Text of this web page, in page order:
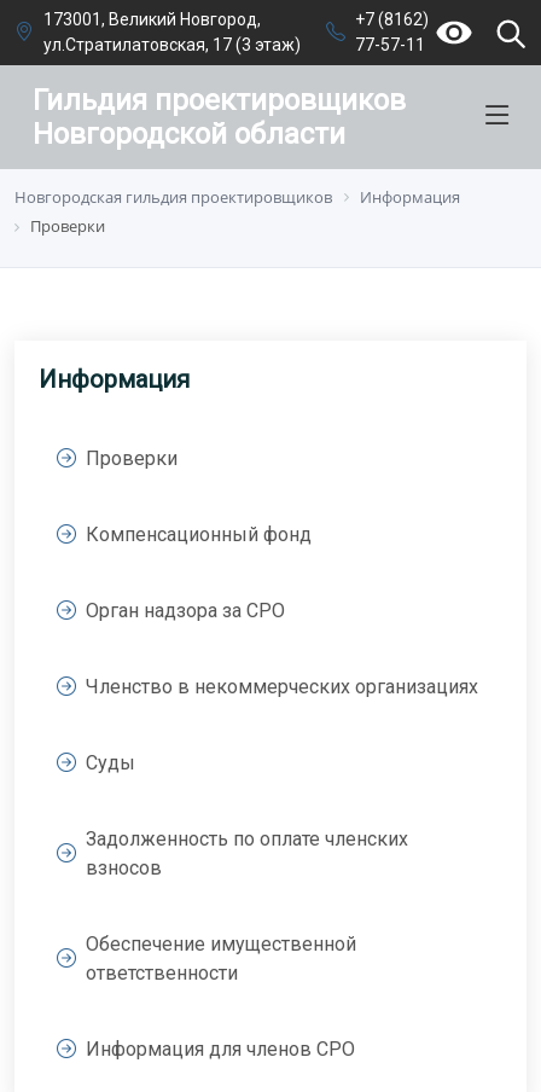
173001, Великий Новгород,
ул.Стратилатовская, 17 (3 этаж)
+7 (8162)
77-57-11
Гильдия проектировщиков
Новгородской области
Новгородская гильдия проектировщиков
Информация
Проверки
Информация
Проверки
Компенсационный фонд
Орган надзора за СРО
Членство в некоммерческих организациях
Суды
Задолженность по оплате членских
взносов
Обеспечение имущественной
ответственности
Информация для членов СРО